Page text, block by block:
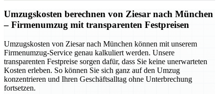
Umzugskosten berechnen von Ziesar nach München
– Firmenumzug mit transparenten Festpreisen
Umzugskosten von Ziesar nach München können mit unserem
Firmenumzug-Service genau kalkuliert werden. Unsere
transparenten Festpreise sorgen dafür, dass Sie keine unerwarteten
Kosten erleben. So können Sie sich ganz auf den Umzug
konzentrieren und Ihren Geschäftsalltag ohne Unterbrechung
fortsetzen.